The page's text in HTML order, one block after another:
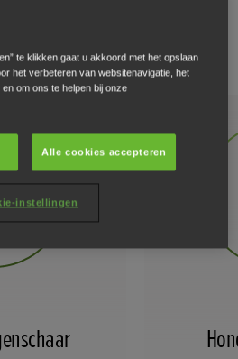
inspanning
te klikken gaat u akkoord met het opslaan
het verbeteren van websitenavigatie, het
om ons te helpen bij onze
Alle cookies accepteren
instellingen